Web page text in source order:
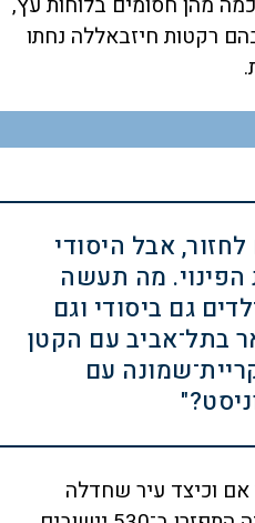
רקטות חיזבאללה נחתו
‫אבל היסודי
מה תעשה
גם ‫ביסודי וגם
בתל־אביב עם הקטן
עם
אם וכיצד עיר שחדלה